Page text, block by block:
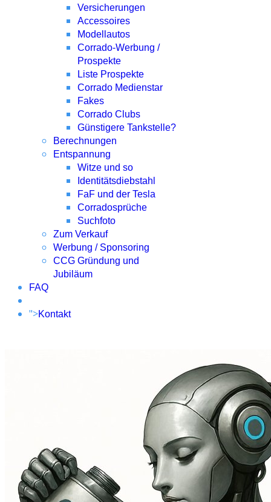
Versicherungen
Accessoires
Modellautos
Corrado-Werbung /
Prospekte
Liste Prospekte
Corrado Medienstar
Fakes
Corrado Clubs
Günstigere Tankstelle?
Berechnungen
Entspannung
Witze und so
Identitätsdiebstahl
FaF und der Tesla
Corradosprüche
Suchfoto
Zum Verkauf
Werbung / Sponsoring
CCG Gründung und
Jubiläum
FAQ
">Kontakt